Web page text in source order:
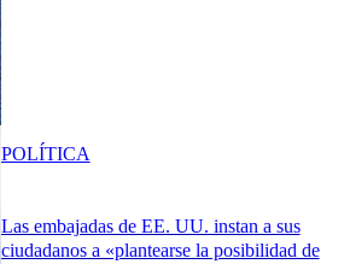
Las embajadas de EE. UU. instan a sus
ciudadanos a «plantearse la posibilidad de
POLÍTICA